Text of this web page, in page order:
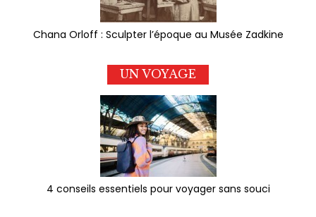
Chana Orloff : Sculpter l’époque au Musée Zadkine
UN VOYAGE
4 conseils essentiels pour voyager sans souci